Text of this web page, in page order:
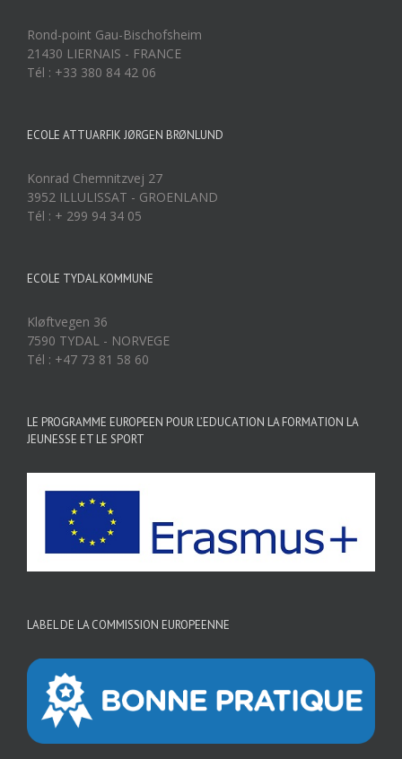
Rond-point Gau-Bischofsheim
21430 LIERNAIS - FRANCE
Tél : +33 380 84 42 06
ECOLE ATTUARFIK JØRGEN BRØNLUND
Konrad Chemnitzvej 27
3952 ILLULISSAT - GROENLAND
Tél : + 299 94 34 05
ECOLE TYDAL KOMMUNE
Kløftvegen 36
7590 TYDAL - NORVEGE
Tél : +47 73 81 58 60
LE PROGRAMME EUROPEEN POUR L’EDUCATION LA FORMATION LA
JEUNESSE ET LE SPORT
LABEL DE LA COMMISSION EUROPEENNE